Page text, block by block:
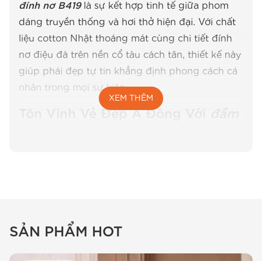
đính nơ B419là sự kết hợp tinh tế giữa phom
dáng truyền thống và hơi thở hiện đại. Với chất
liệu cotton Nhật thoáng mát cùng chi tiết đính
nơ điệu đà trên nền cổ tàu cách tân, thiết kế này
giúp phái đẹp tự tin khẳng định phong cách cá
nhân trong mọi sự kiện.
Tôn Vinh Vẻ Đẹp Á Đông Với
đính nơ B419
trong bộ sưu tập mới nhất. Trong thế giới
trang công sở, việc tìm kiếm một bộ trang phục
XEM THÊM
SẢN PHẨM HOT